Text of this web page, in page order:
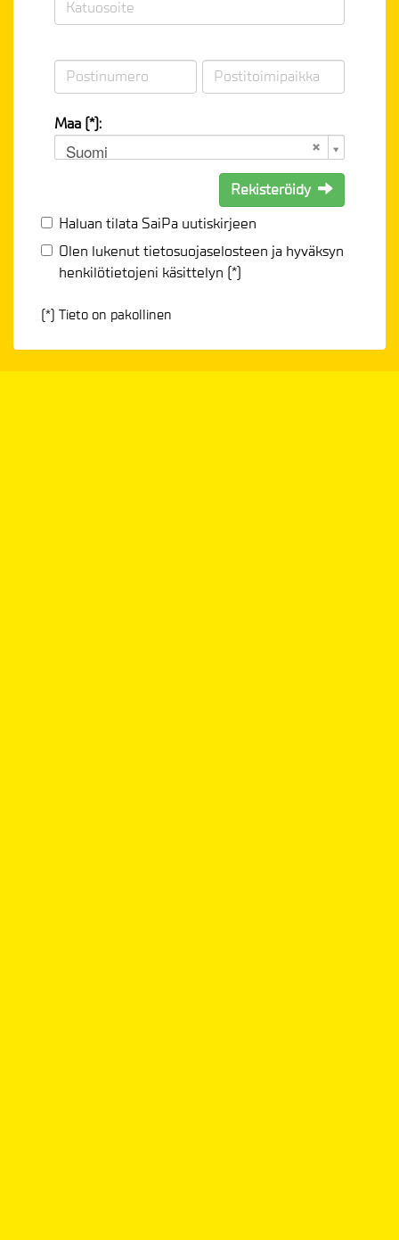
Maa (*):
Suomi
Rekisteröidy
Haluan tilata SaiPa uutiskirjeen
Olen lukenuttietosuojaselosteen ja hyväksyn
henkilötietojeni käsittelyn (*)
(*) Tieto on pakollinen